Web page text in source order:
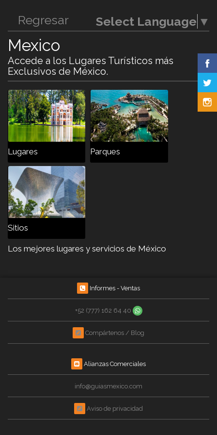
Regresar Select Language ▼
Mexico
Accede a los Lugares Turísticos más
Exclusivos de México.
Lugares Parques
Sitios
Los mejores lugares y servicios de México
Informes - Ventas
+52 (777) 162 64 40
Compártenos / Blog
Alianzas Comerciales
info@guiasmexico.com
Aviso de privacidad